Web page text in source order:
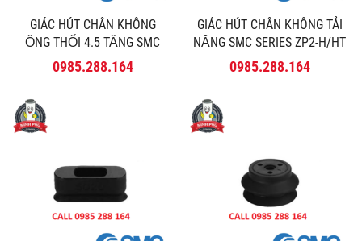
GIÁC HÚT CHÂN KHÔNG
ỐNG THỔI 4.5 TẦNG SMC
SERIES ZP2-ZJ
0985.288.164
GIÁC HÚT CHÂN KHÔNG TẢI
NẶNG SMC SERIES ZP2-H/HT
0985.288.164